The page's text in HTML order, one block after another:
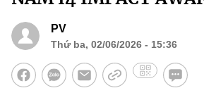
PV
Thứ ba, 02/06/2026 - 15:36